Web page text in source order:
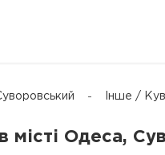
Інше /
місті Одеса,